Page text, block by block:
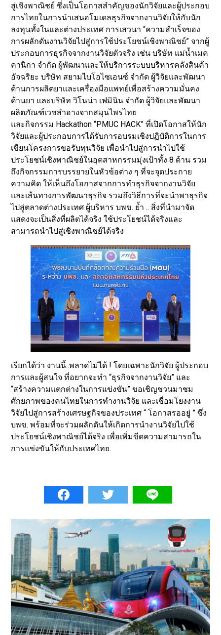
สู่เชิงพาณิชย์ ซึ่งเป็นโอกาสสำคัญของนักวิจัยและผู้ประกอบ
การไทยในการนำเสนอโมเดลธุรกิจจากงานวิจัยให้กับนัก
ลงทุนทั้งในและต่างประเทศ การเสวนา “ความสำเร็จของ
การผลักดันงานวิจัยไปสู่การใช้ประโยชน์เชิงพาณิชย์” จากผู้
ประกอบการธุรกิจจากงานวิจัยตัวจริง เช่น บริษัท แม่น้ำเมค
คานิกา จำกัด ผู้พัฒนาและให้บริการระบบบริหารคลังสินค้า
อัจฉริยะ บริษัท สยามไบโอไซเอนซ์ จำกัด ผู้วิจัยและพัฒนา
ด้านการผลิตยาและเครื่องมือแพทย์เพื่อสร้างความมั่นคง
ด้านยา และบริษัท วิโนน่า เฟมินิน จำกัด ผู้วิจัยและพัฒนา
ผลิตภัณฑ์เวชสำอางจากสมุนไพรไทย
และกิจกรรม Hackathon “PMUC HACK” ที่เปิดโอกาสให้นัก
วิจัยและผู้ประกอบการได้รับการอบรมเชิงปฏิบัติการในการ
เขียนโครงการขอรับทุนวิจัย เพื่อนำไปสู่การนำไปใช้
ประโยชน์เชิงพาณิชย์ในอุตสาหกรรมมุ่งเป้าทั้ง 8 ด้าน รวม
ถึงกิจกรรมการบรรยายในหัวข้อต่าง ๆ ที่จะจุดประกาย
ความคิด ให้เห็นถึงโอกาสจากการทำธุรกิจจากงานวิจัย
และเส้นทางการพัฒนาธุรกิจ รวมถึงวิธีการที่จะนำพาธุรกิจ
ไปสู่ตลาดต่างประเทศ ผู้บริหาร บพข. ย้ำ .. สิ่งที่นำมาจัด
แสดงจะเป็นสิ่งที่ผลิตได้จริง ใช้ประโยชน์ได้จริงและ
สามารถนำไปสู่เชิงพาณิชย์ได้จริง
เรียกได้ว่า งานนี้..พลาดไม่ได้ ! โดยเฉพาะนักวิจัย ผู้ประกอบ
การและผู้สนใจ ที่อยากจะทำ “ธุรกิจจากงานวิจัย” และ
“สร้างความแตกต่างในการแข่งขัน” ขอเชิญชวนมาชม
ศักยภาพของคนไทยในการทำงานวิจัย และเชื่อมโยงงาน
วิจัยไปสู่การสร้างเศรษฐกิจของประเทศ “ โอกาสรออยู่ ” ซึ่ง
บพข. พร้อมที่จะร่วมผลักดันให้เกิดการนำงานวิจัยไปใช้
ประโยชน์เชิงพาณิชย์ได้จริง เพื่อเพิ่มขีดความสามารถใน
การแข่งขันให้กับประเทศไทย.